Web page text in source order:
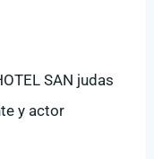
SAN judas
y actor